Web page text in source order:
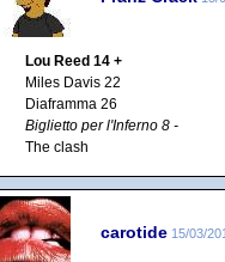
Lou Reed 14 +
Miles Davis 22
Diaframma 26
Biglietto per l'Inferno 8 -
The clash
carotide 15/03/